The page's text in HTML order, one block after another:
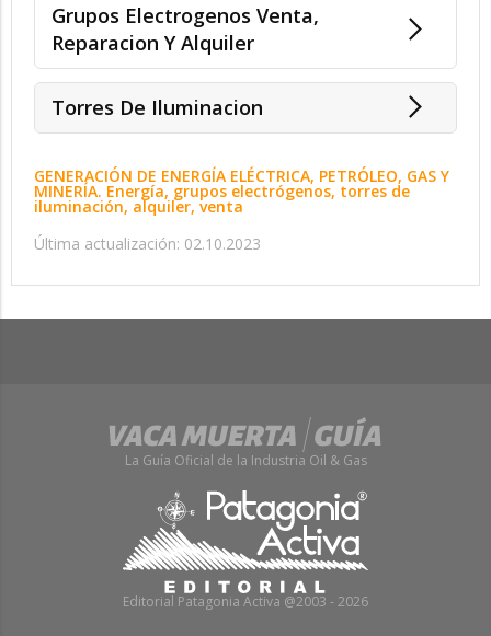
Grupos Electrogenos Venta,
Reparacion Y Alquiler
Torres De Iluminacion
GENERACIÓN DE ENERGÍA ELÉCTRICA, PETRÓLEO, GAS Y
MINERÍA. Energía, grupos electrógenos, torres de
iluminación, alquiler, venta
Última actualización: 02.10.2023
La Guía Oficial de la Industria Oil & Gas
Editorial Patagonia Activa @2003 - 2026